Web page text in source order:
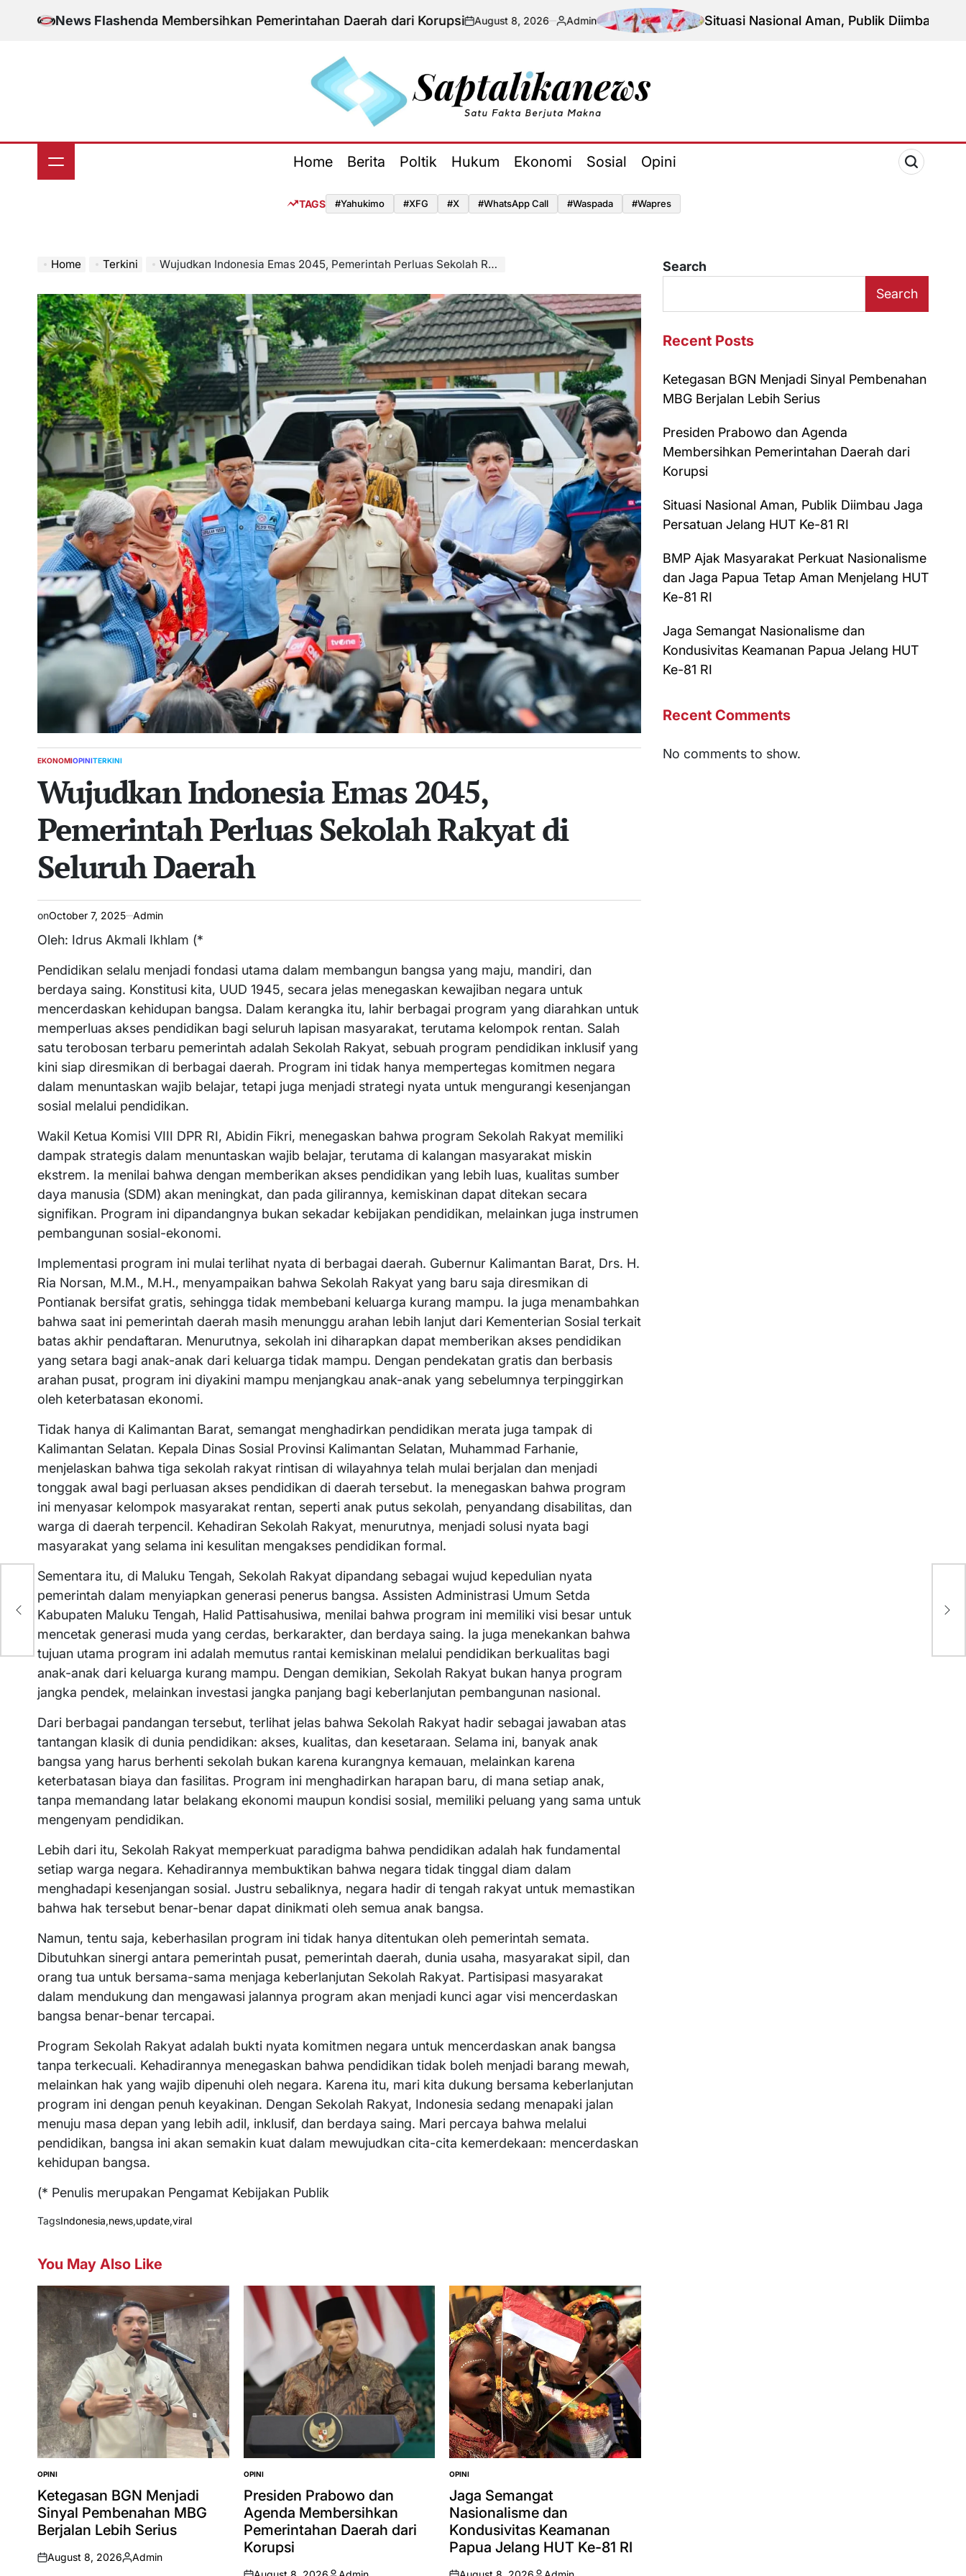
News Flash
Agenda Membersihkan Pemerintahan Daerah dari Korupsion
August 8, 2026
Posted
Admin Situasi Nasional Aman, Publik Diimbau Jaga Persatuan
Saptalikanews.id
Home Berita Poltik Hukum Ekonomi Sosial Opini
TAGS #yahukimo #XFG #x #WhatsApp Call #waspada #Wapres
Home Terkini Wujudkan Indonesia Emas 2045, Pemerintah Perluas Sekolah Rakyat di Seluruh Daerah
POSTED
EKONOMIOPINITERKINI
Wujudkan Indonesia Emas 2045,
Pemerintah Perluas Sekolah Rakyat di
Seluruh Daerah
onOctober 7, 2025 Admin
Oleh: Idrus Akmali Ikhlam (*
Pendidikan selalu menjadi fondasi utama dalam membangun bangsa yang maju, mandiri, dan
berdaya saing. Konstitusi kita, UUD 1945, secara jelas menegaskan kewajiban negara untuk
mencerdaskan kehidupan bangsa. Dalam kerangka itu, lahir berbagai program yang diarahkan untuk
memperluas akses pendidikan bagi seluruh lapisan masyarakat, terutama kelompok rentan. Salah
satu terobosan terbaru pemerintah adalah Sekolah Rakyat, sebuah program pendidikan inklusif yang
kini siap diresmikan di berbagai daerah. Program ini tidak hanya mempertegas komitmen negara
dalam menuntaskan wajib belajar, tetapi juga menjadi strategi nyata untuk mengurangi kesenjangan
sosial melalui pendidikan.
Wakil Ketua Komisi VIII DPR RI, Abidin Fikri, menegaskan bahwa program Sekolah Rakyat memiliki
dampak strategis dalam menuntaskan wajib belajar, terutama di kalangan masyarakat miskin
ekstrem. Ia menilai bahwa dengan memberikan akses pendidikan yang lebih luas, kualitas sumber
daya manusia (SDM) akan meningkat, dan pada gilirannya, kemiskinan dapat ditekan secara
signifikan. Program ini dipandangnya bukan sekadar kebijakan pendidikan, melainkan juga instrumen
pembangunan sosial-ekonomi.
Implementasi program ini mulai terlihat nyata di berbagai daerah. Gubernur Kalimantan Barat, Drs. H.
Ria Norsan, M.M., M.H., menyampaikan bahwa Sekolah Rakyat yang baru saja diresmikan di
Pontianak bersifat gratis, sehingga tidak membebani keluarga kurang mampu. Ia juga menambahkan
bahwa saat ini pemerintah daerah masih menunggu arahan lebih lanjut dari Kementerian Sosial terkait
batas akhir pendaftaran. Menurutnya, sekolah ini diharapkan dapat memberikan akses pendidikan
yang setara bagi anak-anak dari keluarga tidak mampu. Dengan pendekatan gratis dan berbasis
arahan pusat, program ini diyakini mampu menjangkau anak-anak yang sebelumnya terpinggirkan
oleh keterbatasan ekonomi.
Tidak hanya di Kalimantan Barat, semangat menghadirkan pendidikan merata juga tampak di
Kalimantan Selatan. Kepala Dinas Sosial Provinsi Kalimantan Selatan, Muhammad Farhanie,
menjelaskan bahwa tiga sekolah rakyat rintisan di wilayahnya telah mulai berjalan dan menjadi
tonggak awal bagi perluasan akses pendidikan di daerah tersebut. Ia menegaskan bahwa program
ini menyasar kelompok masyarakat rentan, seperti anak putus sekolah, penyandang disabilitas, dan
warga di daerah terpencil. Kehadiran Sekolah Rakyat, menurutnya, menjadi solusi nyata bagi
masyarakat yang selama ini kesulitan mengakses pendidikan formal.
Sementara itu, di Maluku Tengah, Sekolah Rakyat dipandang sebagai wujud kepedulian nyata
pemerintah dalam menyiapkan generasi penerus bangsa. Assisten Administrasi Umum Setda
Kabupaten Maluku Tengah, Halid Pattisahusiwa, menilai bahwa program ini memiliki visi besar untuk
mencetak generasi muda yang cerdas, berkarakter, dan berdaya saing. Ia juga menekankan bahwa
tujuan utama program ini adalah memutus rantai kemiskinan melalui pendidikan berkualitas bagi
anak-anak dari keluarga kurang mampu. Dengan demikian, Sekolah Rakyat bukan hanya program
jangka pendek, melainkan investasi jangka panjang bagi keberlanjutan pembangunan nasional.
Dari berbagai pandangan tersebut, terlihat jelas bahwa Sekolah Rakyat hadir sebagai jawaban atas
tantangan klasik di dunia pendidikan: akses, kualitas, dan kesetaraan. Selama ini, banyak anak
bangsa yang harus berhenti sekolah bukan karena kurangnya kemauan, melainkan karena
keterbatasan biaya dan fasilitas. Program ini menghadirkan harapan baru, di mana setiap anak,
tanpa memandang latar belakang ekonomi maupun kondisi sosial, memiliki peluang yang sama untuk
mengenyam pendidikan.
Lebih dari itu, Sekolah Rakyat memperkuat paradigma bahwa pendidikan adalah hak fundamental
setiap warga negara. Kehadirannya membuktikan bahwa negara tidak tinggal diam dalam
menghadapi kesenjangan sosial. Justru sebaliknya, negara hadir di tengah rakyat untuk memastikan
bahwa hak tersebut benar-benar dapat dinikmati oleh semua anak bangsa.
Namun, tentu saja, keberhasilan program ini tidak hanya ditentukan oleh pemerintah semata.
Dibutuhkan sinergi antara pemerintah pusat, pemerintah daerah, dunia usaha, masyarakat sipil, dan
orang tua untuk bersama-sama menjaga keberlanjutan Sekolah Rakyat. Partisipasi masyarakat
dalam mendukung dan mengawasi jalannya program akan menjadi kunci agar visi mencerdaskan
bangsa benar-benar tercapai.
Program Sekolah Rakyat adalah bukti nyata komitmen negara untuk mencerdaskan anak bangsa
tanpa terkecuali. Kehadirannya menegaskan bahwa pendidikan tidak boleh menjadi barang mewah,
melainkan hak yang wajib dipenuhi oleh negara. Karena itu, mari kita dukung bersama keberlanjutan
program ini dengan penuh keyakinan. Dengan Sekolah Rakyat, Indonesia sedang menapaki jalan
menuju masa depan yang lebih adil, inklusif, dan berdaya saing. Mari percaya bahwa melalui
pendidikan, bangsa ini akan semakin kuat dalam mewujudkan cita-cita kemerdekaan: mencerdaskan
kehidupan bangsa.
(* Penulis merupakan Pengamat Kebijakan Publik
TagsIndonesia,news,update,viral
You May Also Like
POSTED
IN
OPINI
Ketegasan BGN Menjadi
Sinyal Pembenahan MBG
Berjalan Lebih Serius
on
August 8, 2026
Posted
Admin
POSTED
IN
OPINI
Presiden Prabowo dan
Agenda Membersihkan
Pemerintahan Daerah dari
Korupsi
POSTED
IN
OPINI
Jaga Semangat
Nasionalisme dan
Kondusivitas Keamanan
Papua Jelang HUT Ke-81 RI
Search
Search
Recent Posts
Ketegasan BGN Menjadi Sinyal Pembenahan
MBG Berjalan Lebih Serius
Presiden Prabowo dan Agenda
Membersihkan Pemerintahan Daerah dari
Korupsi
Situasi Nasional Aman, Publik Diimbau Jaga
Persatuan Jelang HUT Ke-81 RI
BMP Ajak Masyarakat Perkuat Nasionalisme
dan Jaga Papua Tetap Aman Menjelang HUT
Ke-81 RI
Jaga Semangat Nasionalisme dan
Kondusivitas Keamanan Papua Jelang HUT
Ke-81 RI
Recent Comments
No comments to show.